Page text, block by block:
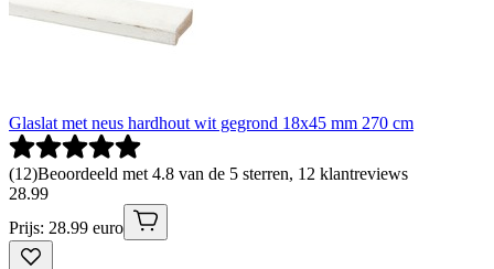
Glaslat met neus hardhout wit gegrond 18x45 mm 270 cm
(12)Beoordeeld met 4.8 van de 5 sterren, 12 klantreviews
28.99
Prijs: 28.99 euro